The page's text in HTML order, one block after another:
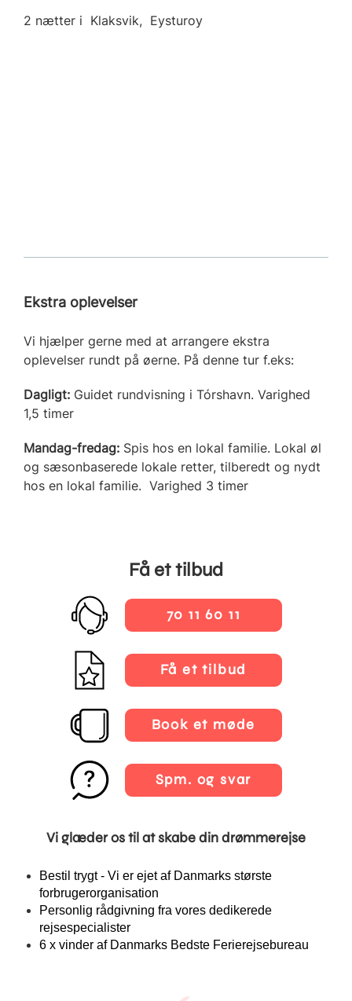
2 nætter i Klaksvik, Eysturoy
Ekstra oplevelser
Vi hjælper gerne med at arrangere ekstra
oplevelser rundt på øerne. På denne tur f.eks:
Dagligt: Guidet rundvisning i Tórshavn. Varighed
1,5 timer
Mandag-fredag: Spis hos en lokal familie. Lokal øl
og sæsonbaserede lokale retter, tilberedt og nydt
hos en lokal familie. Varighed 3 timer
Få et tilbud
70 11 60 11
Få et tilbud
Book et møde
Spm. og svar
Vi glæder os til at skabe din drømmerejse
Bestil trygt - Vi er ejet af Danmarks største
forbrugerorganisation
Personlig rådgivning fra vores dedikerede
rejsespecialister
6 x vinder af Danmarks Bedste Ferierejsebureau